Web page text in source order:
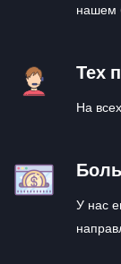
нашем
Тех
На
У нас